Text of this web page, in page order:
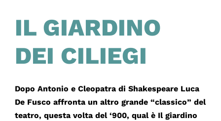
IL GIARDINO
DEI CILIEGI
Dopo Antonio e Cleopatra di Shakespeare Luca
De Fusco affronta un altro grande “classico” del
teatro, questa volta del ‘900, qual è Il giardino